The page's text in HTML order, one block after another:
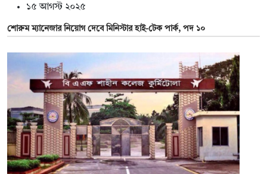
১৫ আগস্ট ২০২৫
শোরুম ম্যানেজার নিয়োগ দেবে মিনিস্টার হাই-টেক পার্ক, পদ ১০